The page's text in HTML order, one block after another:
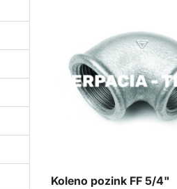
Koleno pozink FF 5/4"